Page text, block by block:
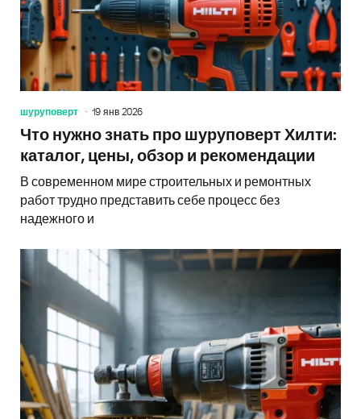
шуруповерт 19 янв 2026
Что нужно знать про шуруповерт Хилти:
каталог, цены, обзор и рекомендации
В современном мире строительных и ремонтных
работ трудно представить себе процесс без
надежного и